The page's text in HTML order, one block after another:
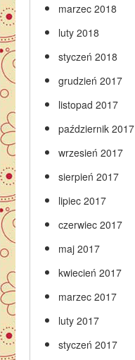
marzec 2018
luty 2018
styczeń 2018
grudzień 2017
listopad 2017
październik 2017
wrzesień 2017
sierpień 2017
lipiec 2017
czerwiec 2017
maj 2017
kwiecień 2017
marzec 2017
luty 2017
styczeń 2017